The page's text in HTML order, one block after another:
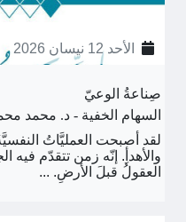
الأحد 12 نيسان 2026
صِناعةُ الوعيّ
السهام الخفية - د. محمد
لقد أصبحت العمليَّاتُ
والأهدأِ. إنّه زمن تتقدّم فيه
العقولُ قبلَ الأرضِ. ...